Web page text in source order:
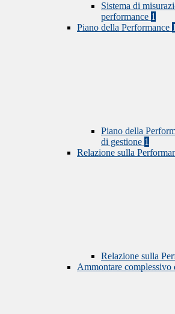
Sistema di
performance 1
Piano della Performance 1
Piano della
di gestione 1
Relazione sulla
Relazione sulla
Ammontare complessivo